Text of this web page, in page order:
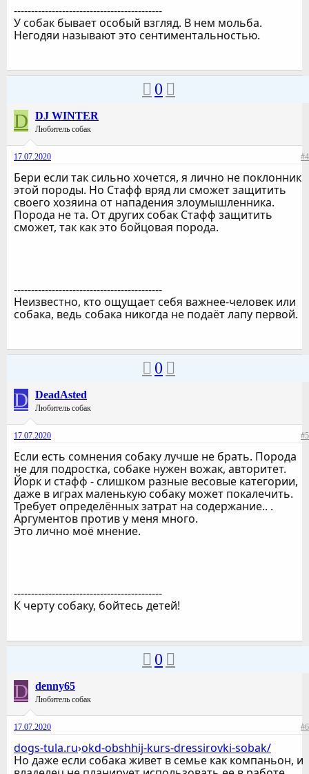
-------------------------------------------
У собак бывает особый взгляд. В нем мольба.
Негодяи называют это сентиментальностью.
0
D DJ WINTER
Любитель собак
17.07.2020 #4
Бери если так сильно хочется, я лично не поклонник
этой породы. Но Стафф вряд ли сможет защитить
своего хозяина от нападения злоумышленника.
Порода не та. От других собак Стафф защитить
сможет, так как это бойцовая порода.
-------------------------------------------
Неизвестно, кто ощущает себя важнее-человек или
собака, ведь собака никогда не подаёт лапу первой.
0
D DeadAsted
Любитель собак
17.07.2020 #5
Если есть сомнения собаку лучше не брать. Порода
не для подростка, собаке нужен вожак, авторитет.
Йорк и стафф - слишком разные весовые категории,
даже в играх маленькую собаку может покалечить.
Требует определённых затрат на содержание.. .
Аргументов против у меня много.
Это лично моё мнение.
-------------------------------------------
К черту собаку, бойтесь детей!
0
D denny65
Любитель собак
17.07.2020 #6
dogs-tula.ru›okd-obshhij-kurs-dressirovki-sobak/
Но даже если собака живет в семье как компаньон, и